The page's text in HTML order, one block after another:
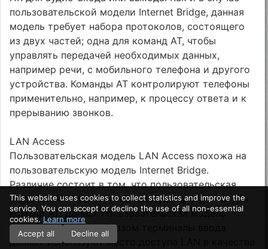
пользовательской модели Internet Bridge, данная
модель требует набора протоколов, состоящего
из двух частей; одна для команд AT, чтобы
управлять передачей необходимых данных,
например речи, с мобильного телефона и другого
устройства. Команды AT контролируют телефоны
применительно, например, к процессу ответа и к
прерыванию звонков.
LAN Access
Пользовательская модель LAN Access похожа на
пользовательскую модель Internet Bridge.
Различие состоит в том, что пользовательская
модель LAN Access не использует протоколы для
команд AT. Данная пользовательская модель
описывает, каким образом терминалы ввода
данных используют место доступа LAN в качестве
This website uses cookies to collect statistics and improve the
service. You can accept or decline the use of all non-essential
cookies. Learn more
Accept all
Decline all